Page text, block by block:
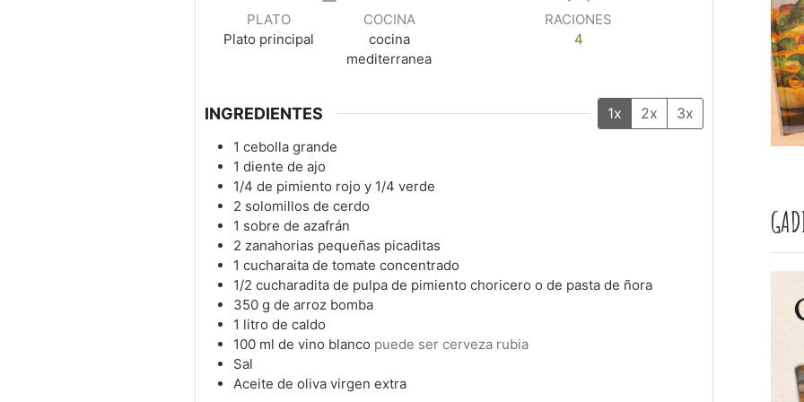
PLATO
Plato principal
COCINA
cocina
mediterranea
RACIONES
4
INGREDIENTES 1x 2x 3x
1 cebolla grande
1 diente de ajo
1/4 de pimiento rojo y 1/4 verde
2 solomillos de cerdo
1 sobre de azafrán
2 zanahorias pequeñas picaditas
1 cucharaita de tomate concentrado
1/2 cucharadita de pulpa de pimiento choricero o de pasta de ñora
350 g de arroz bomba
1 litro de caldo
100 ml de vino blanco puede ser cerveza rubia
Sal
Aceite de oliva virgen extra